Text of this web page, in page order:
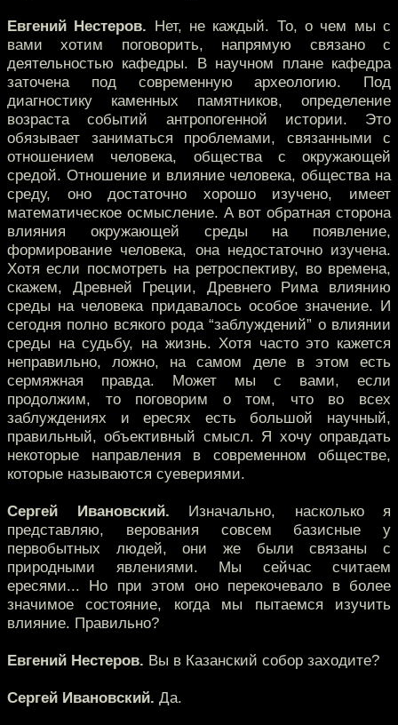
Евгений Нестеров. Нет, не каждый. То, о чем мы с
вами хотим поговорить, напрямую связано с
деятельностью кафедры. В научном плане кафедра
заточена под современную археологию. Под
диагностику каменных памятников, определение
возраста событий антропогенной истории. Это
обязывает заниматься проблемами, связанными с
отношением человека, общества с окружающей
средой. Отношение и влияние человека, общества на
среду, оно достаточно хорошо изучено, имеет
математическое осмысление. А вот обратная сторона
влияния окружающей среды на появление,
формирование человека, она недостаточно изучена.
Хотя если посмотреть на ретроспективу, во времена,
скажем, Древней Греции, Древнего Рима влиянию
среды на человека придавалось особое значение. И
сегодня полно всякого рода “заблуждений” о влиянии
среды на судьбу, на жизнь. Хотя часто это кажется
неправильно, ложно, на самом деле в этом есть
сермяжная правда. Может мы с вами, если
продолжим, то поговорим о том, что во всех
заблуждениях и ересях есть большой научный,
правильный, объективный смысл. Я хочу оправдать
некоторые направления в современном обществе,
которые называются суевериями.
Сергей Ивановский. Изначально, насколько я
представляю, верования совсем базисные у
первобытных людей, они же были связаны с
природными явлениями. Мы сейчас считаем
ересями... Но при этом оно перекочевало в более
значимое состояние, когда мы пытаемся изучить
влияние. Правильно?
Евгений Нестеров. Вы в Казанский собор заходите?
Сергей Ивановский. Да.